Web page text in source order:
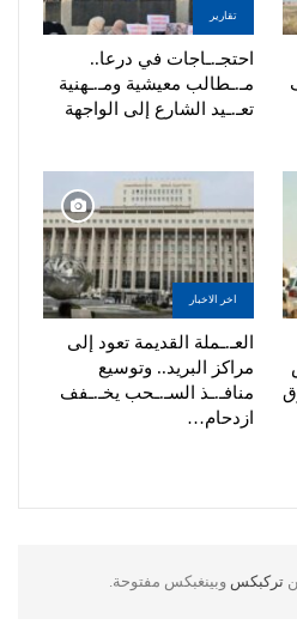
تقارير
احتجـ.ـاجات في درعا..
مـ.ـطالب معيشية ومـ.ـهنية
تعـ.ـيد الشارع إلى الواجهة
اخر الاخبار
العـ.ـملة القديمة تعود إلى
مراكز البريد.. وتوسيع
منافـ.ـذ السـ.ـحب يخـ.ـفف
ازدحام…
تركبكس وبينغبكس مفتوحة.